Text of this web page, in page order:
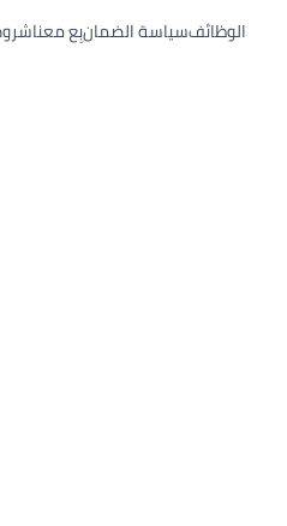
سياسة الضمانبِع معناشروط